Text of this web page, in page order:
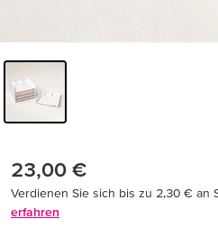
23,00 €
Verdienen Sie sich bis zu 2,30 € an
erfahren